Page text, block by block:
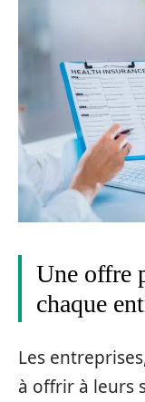
Une offre
chaque
Les
à offrir à leurs